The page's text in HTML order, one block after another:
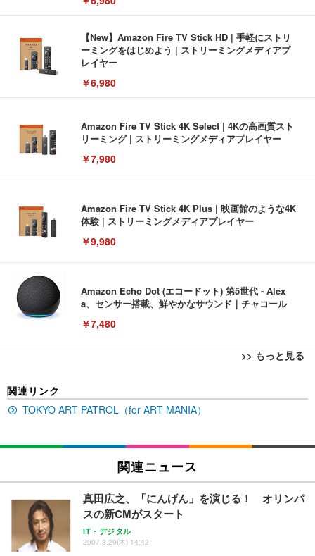
【New】Amazon Fire TV Stick HD | 手軽にストリ
ーミングをはじめよう | ストリーミングメディアプ
レイヤー
￥6,980
Amazon Fire TV Stick 4K Select | 4Kの高画質スト
リーミング | ストリーミングメディアプレイヤー
￥7,980
Amazon Fire TV Stick 4K Plus | 映画館のような4K
体験 | ストリーミングメディアプレイヤー
￥9,980
Amazon Echo Dot (エコードット) 第5世代 - Alex
a、センサー搭載、鮮やかなサウンド｜チャコール
￥7,480
>> もっと見る
い 跳ね上げ式アームレスト コンパクト 約105度ロッ
キング pc 事務椅子 360度回転 座面昇降 強化ナイロ
SIHOO B100 オフィスチェア／デスクチェア メッシ
ュチェア 人間工学 疲れない ブラック
￥27,999
Sezlife オフィスチェア デスクチェア 疲れない テレ
EV3240X-WT | 31.5型4K UHD・USB Type-C・ホワ
イト
EIZO ビジネス向けプレミアムモニター | FlexScan
EV2740X-WT | 27.0型4K UHD・USB Type-C・ホワ
イト
￥109,572
回使い捨て 無香料 ホワイト 300枚
Amazonベーシック ペットシーツ 厚型 ワイド 42枚
x2袋(84枚) ホワイト(吸収面:ライトブルー)
￥3,234
関連リンク
TOKYO ART PATROL（for ART MANIA）
関連ニュース
真田広之、「にんげん」を演じる！ オリンパ
スの新CMがスタート
IT・デジタル
2007.3.29(木) 14:42